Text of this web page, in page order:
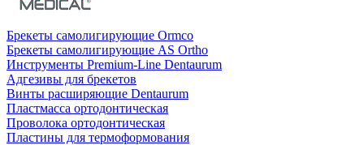
Брекеты самолигирующие Ormco
Брекеты самолигирующие AS Ortho
Инструменты Premium-Line Dentaurum
Адгезивы для брекетов
Винты расширяющие Dentaurum
Пластмасса ортодонтическая
Проволока ортодонтическая
Пластины для термоформования